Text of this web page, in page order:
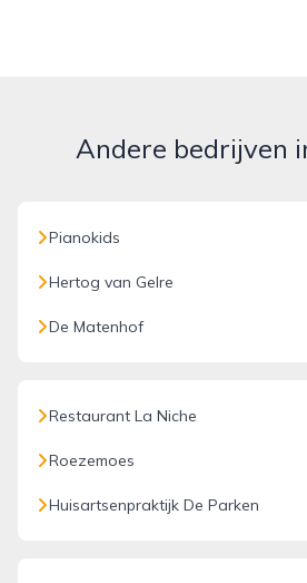
Andere bedrijven
Pianokids
Hertog van Gelre
De Matenhof
Restaurant La Niche
Roezemoes
Huisartsenpraktijk De Parken